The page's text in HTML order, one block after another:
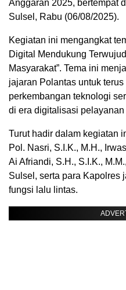
Anggaran 2025, bertempat
Sulsel, Rabu (06/08/2025).
Kegiatan ini mengangkat
Digital Mendukung
Masyarakat”. Tema ini
jajaran Polantas untuk
perkembangan teknologi
di era digitalisasi pelayanan
Turut hadir dalam kegiatan
Pol. Nasri, S.I.K., M.H.,
Ai Afriandi, S.H., S.I.K.,
Sulsel, serta para Kapolres
fungsi lalu lintas.